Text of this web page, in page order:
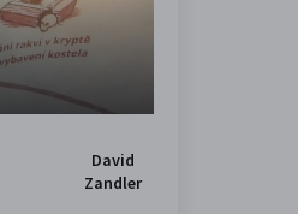
David
Zandler